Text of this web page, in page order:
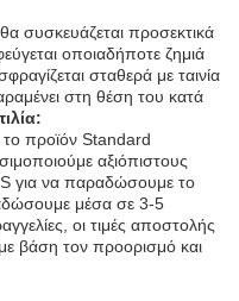
συσκευάζεται προσεκτικά
οποιαδήποτε ζημιά
σταθερά με ταινία
στη θέση του κατά
προϊόν Standard
αξιόπιστους
για να παραδώσουμε το
μέσα σε 3-5
οι τιμές αποστολής
βάση τον προορισμό και